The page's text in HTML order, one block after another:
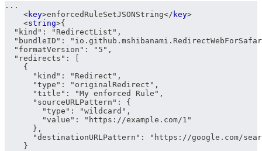
...
<key>enforcedRuleSetJSONString</ key>
<string>{
  "kind": "RedirectList",
"bundleID":
  "formatVersion": "5",
  "redirects": [
    {
      "kind": "Redirect",
      "type": "originalRedirect",
      "title": "My enforced Rule",
      "sourceURLPattern": {
        "type": "wildcard",
        "value": "https://example.com/1"
      },
"destinationURLPattern": "https://google.com/
    }